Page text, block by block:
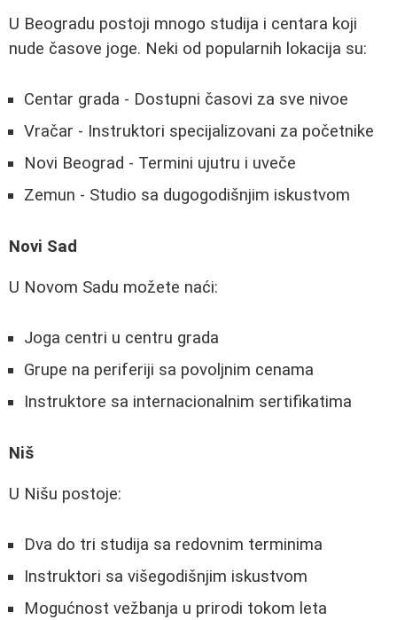
U Beogradu postoji mnogo studija i centara koji
nude časove joge. Neki od popularnih lokacija su:
Centar grada - Dostupni časovi za sve nivoe
Vračar - Instruktori specijalizovani za početnike
Novi Beograd - Termini ujutru i uveče
Zemun - Studio sa dugogodišnjim iskustvom
Novi Sad
U Novom Sadu možete naći:
Joga centri u centru grada
Grupe na periferiji sa povoljnim cenama
Instruktore sa internacionalnim sertifikatima
Niš
U Nišu postoje:
Dva do tri studija sa redovnim terminima
Instruktori sa višegodišnjim iskustvom
Mogućnost vežbanja u prirodi tokom leta